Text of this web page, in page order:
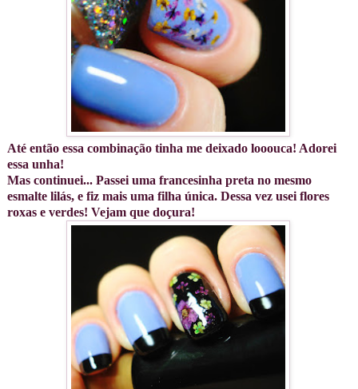
Até então essa combinação tinha me deixado looouca! Adorei
essa unha!
Mas continuei... Passei uma francesinha preta no mesmo
esmalte lilás, e fiz mais uma filha única. Dessa vez usei flores
roxas e verdes! Vejam que doçura!